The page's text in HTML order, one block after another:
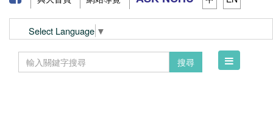
Select Language ▼
搜尋
Toggle